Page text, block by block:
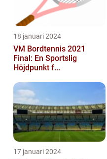
18 januari 2024
VM Bordtennis 2021
Final: En Sportslig
Höjdpunkt f...
17 januari 2024